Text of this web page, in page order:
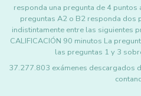
responda una pregunta de 4
preguntas A2 o B2 responda dos
indistintamente entre las siguientes
CALIFICACIÓN 90 minutos La
las preguntas 1 y 3
37.277.803 exámenes descargados